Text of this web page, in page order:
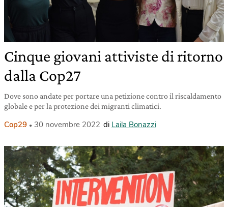
Cinque giovani attiviste di ritorno
dalla Cop27
Dove sono andate per portare una petizione contro il riscaldamento
globale e per la protezione dei migranti climatici.
Cop29 30 novembre 2022 di Laila Bonazzi